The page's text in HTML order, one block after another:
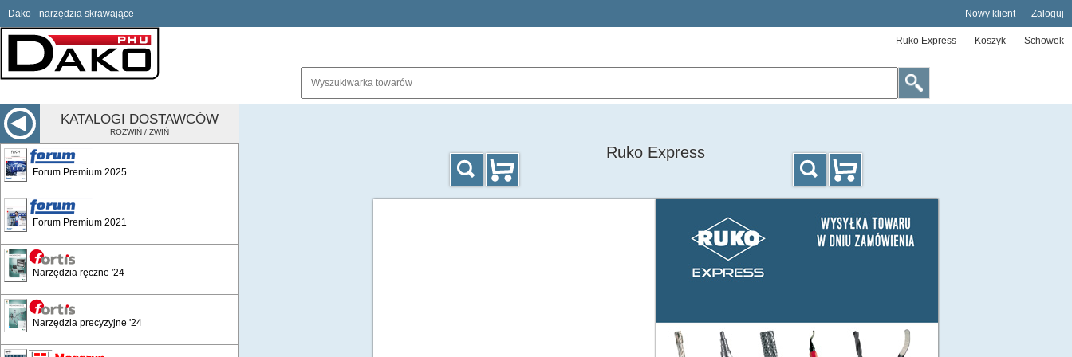
Dako - narzędzia skrawające Nowy klient Zaloguj
Ruko Express Koszyk Schowek
KATALOGI DOSTAWCÓW
ROZWIŃ / ZWIŃ
Forum Premium 2025
Forum Premium 2021
Narzędzia ręczne '24
Narzędzia precyzyjne '24
Ruko Express